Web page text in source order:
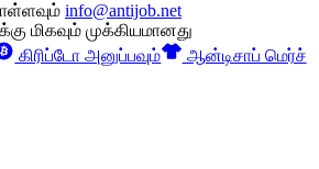
info@antijob.net
மிகவும் முக்கியமானது
கிரிப்டோ அனுப்பவும் ஆன்டிசாப் மெர்ச்